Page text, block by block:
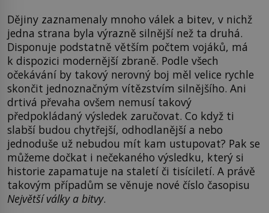
Dějiny zaznamenaly mnoho válek a bitev, v nichž
jedna strana byla výrazně silnější než ta druhá.
Disponuje podstatně větším počtem vojáků, má
k dispozici modernější zbraně. Podle všech
očekávání by takový nerovný boj měl velice rychle
skončit jednoznačným vítězstvím silnějšího. Ani
drtivá převaha ovšem nemusí takový
předpokládaný výsledek zaručovat. Co když ti
slabší budou chytřejší, odhodlanější a nebo
jednoduše už nebudou mít kam ustupovat? Pak se
můžeme dočkat i nečekaného výsledku, který si
historie zapamatuje na staletí či tisíciletí. A právě
takovým případům se věnuje nové číslo časopisu
Největší války a bitvy.